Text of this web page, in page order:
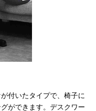
付いたタイプで、椅子に
ができます。デスクワー